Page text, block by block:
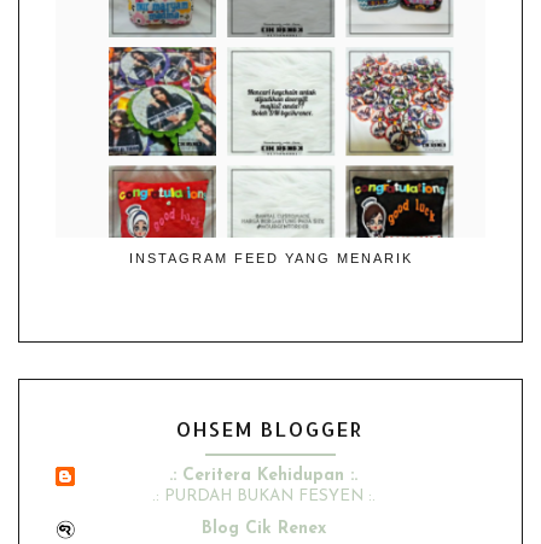
INSTAGRAM FEED YANG MENARIK
OHSEM BLOGGER
.: Ceritera Kehidupan :.
.: PURDAH BUKAN FESYEN :.
Blog Cik Renex